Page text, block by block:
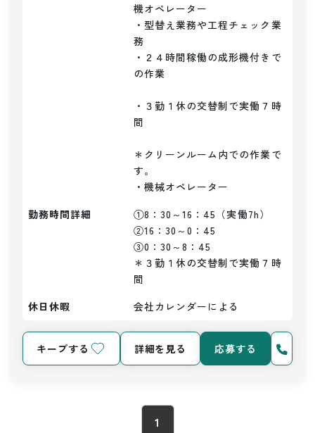
機オペレーター
・型替え業務や工程チェック業
務
・２４時間稼働の成形機付きで
の作業
・３勤１休の交替制で実働７時
間
＊クリーンルーム内での作業で
す。
勤務時間詳細
①8：30～16：45（実働7h）
②16：30～0：45
③0：30～8：45
＊３勤１休の交替制で実働７時
間
休日休暇
会社カレンダーによる
キープする 詳細を見る 応募する
1